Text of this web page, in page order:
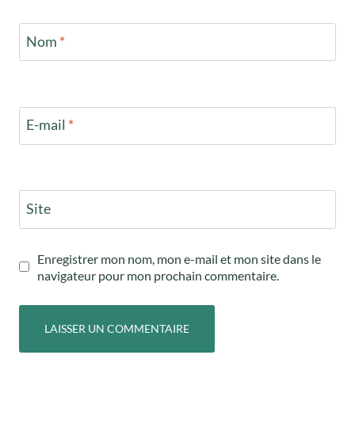
Nom *
E-mail *
Site
Enregistrer mon nom, mon e-mail et mon site dans le
navigateur pour mon prochain commentaire.